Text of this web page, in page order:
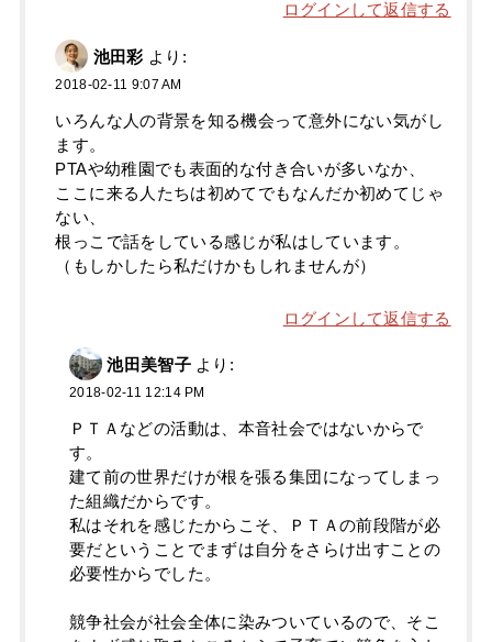
ログインして返信する
池田彩 より:
2018-02-11 9:07 AM
いろんな人の背景を知る機会って意外にない気がし
ます。
PTAや幼稚園でも表面的な付き合いが多いなか、
ここに来る人たちは初めてでもなんだか初めてじゃ
ない、
根っこで話をしている感じが私はしています。
（もしかしたら私だけかもしれませんが）
ログインして返信する
池田美智子 より:
2018-02-11 12:14 PM
ＰＴＡなどの活動は、本音社会ではないからで
す。
建て前の世界だけが根を張る集団になってしまっ
た組織だからです。
私はそれを感じたからこそ、ＰＴＡの前段階が必
要だということでまずは自分をさらけ出すことの
必要性からでした。
競争社会が社会全体に染みついているので、そこ